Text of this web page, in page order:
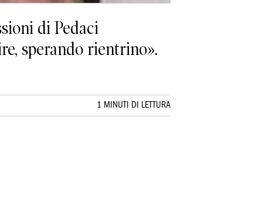
di Pedaci
sperando rientrino».
1 MINUTI DI LETTURA